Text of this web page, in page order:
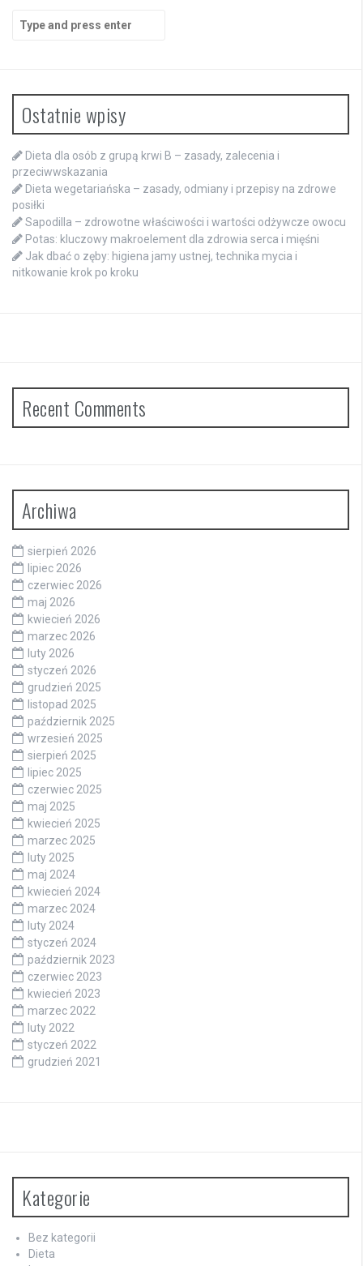
for:
Ostatnie wpisy
Dieta dla osób z grupą krwi B – zasady, zalecenia i
przeciwwskazania
Dieta wegetariańska – zasady, odmiany i przepisy na zdrowe
posiłki
Sapodilla – zdrowotne właściwości i wartości odżywcze owocu
Potas: kluczowy makroelement dla zdrowia serca i mięśni
Jak dbać o zęby: higiena jamy ustnej, technika mycia i
nitkowanie krok po kroku
Recent Comments
Archiwa
sierpień 2026
lipiec 2026
czerwiec 2026
maj 2026
kwiecień 2026
marzec 2026
luty 2026
styczeń 2026
grudzień 2025
listopad 2025
październik 2025
wrzesień 2025
sierpień 2025
lipiec 2025
czerwiec 2025
maj 2025
kwiecień 2025
marzec 2025
luty 2025
maj 2024
kwiecień 2024
marzec 2024
luty 2024
styczeń 2024
październik 2023
czerwiec 2023
kwiecień 2023
marzec 2022
luty 2022
styczeń 2022
grudzień 2021
Kategorie
Bez kategorii
Dieta